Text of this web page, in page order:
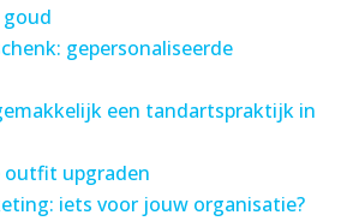
gepersonaliseerde
een tandartspraktijk in
outfit upgraden
iets voor jouw organisatie?